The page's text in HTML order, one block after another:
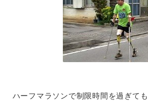
ハーフマラソンで制限時間を過ぎて